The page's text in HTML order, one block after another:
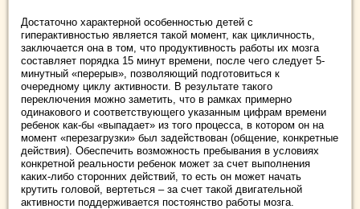
Достаточно характерной особенностью детей с
гиперактивностью является такой момент, как цикличность,
заключается она в том, что продуктивность работы их мозга
составляет порядка 15 минут времени, после чего следует 5-
минутный «перерыв», позволяющий подготовиться к
очередному циклу активности. В результате такого
переключения можно заметить, что в рамках примерно
одинакового и соответствующего указанным цифрам времени
ребенок как-бы «выпадает» из того процесса, в котором он на
момент «перезагрузки» был задействован (общение, конкретные
действия). Обеспечить возможность пребывания в условиях
конкретной реальности ребенок может за счет выполнения
каких-либо сторонних действий, то есть он может начать
крутить головой, вертеться – за счет такой двигательной
активности поддерживается постоянство работы мозга.